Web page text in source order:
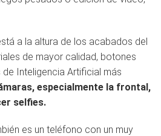
a la altura de los acabados del
de mayor calidad, botones
Inteligencia Artificial más
especialmente la frontal,
selfies.
es un teléfono con un muy